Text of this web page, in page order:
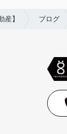
】 ブログ